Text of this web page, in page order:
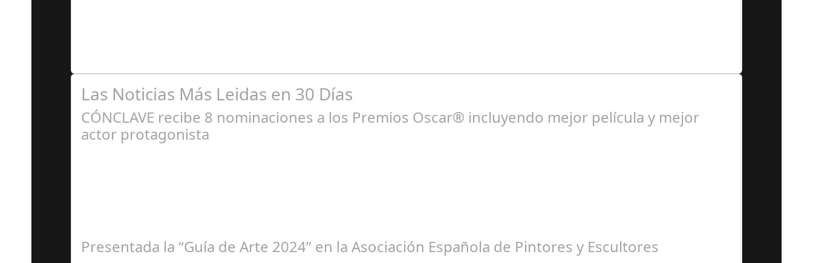
Las Noticias Más Leidas en 30 Días
CÓNCLAVE recibe 8 nominaciones a los Premios Oscar® incluyendo mejor película y mejor
actor protagonista
Presentada la “Guía de Arte 2024” en la Asociación Española de Pintores y Escultores